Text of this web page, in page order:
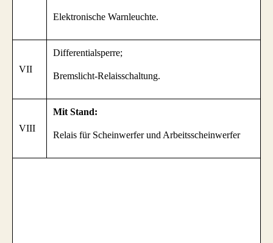
Elektronische Warnleuchte.
VII
Differentialsperre;
Bremslicht-Relaisschaltung.
VIII
Mit Stand:
Relais für Scheinwerfer und Arbeitsscheinwerfer